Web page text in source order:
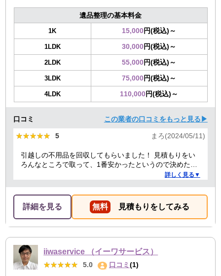
遺品整理の基本料金
1K 15,000円(税込)～
1LDK 30,000円(税込)～
2LDK 55,000円(税込)～
3LDK 75,000円(税込)～
4LDK 110,000円(税込)～
口コミ この業者の口コミをもっと見る▶
★★★★★
★★★★★ 5 まろ(2024/05/11)
引越しの不用品を回収してもらいました！ 見積もりをい
ろんなところで取って、1番安かったというので決めたの
ですが、 対応や話し方も、丁寧で優しく、 作業自体も素
回収の時は料金しようと思いました！
詳しく見る▼
詳細を見る 無料 見積もりをしてみる
iiwaservice （イーワサービス）
★★★★★
★★★★★ 5.0 口コミ(1)